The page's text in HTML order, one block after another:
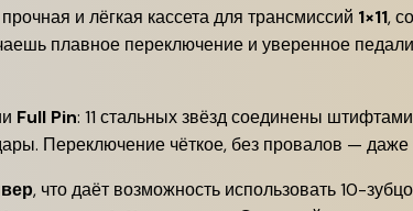
и лёгкая кассета для трансмиссий 1×11,
плавное переключение и уверенное
Full Pin: 11 стальных звёзд соединены
Переключение чёткое, без провалов — даже
, что даёт возможность использовать 10-